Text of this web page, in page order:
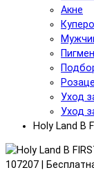
Акне
Уход
Уход
Holy Land B